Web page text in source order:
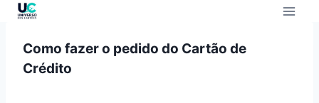
Como fazer o pedido do Cartão de
Crédito